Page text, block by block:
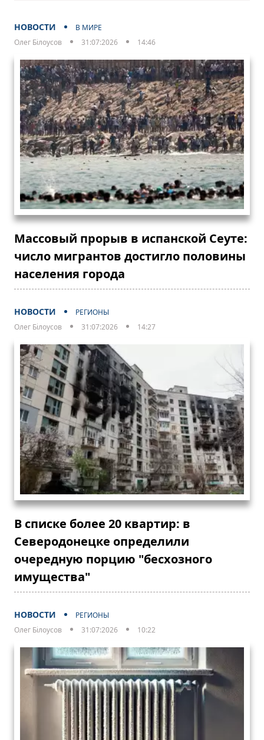
НОВОСТИ
В МИРЕ
Олег Білоусов
31:07:2026 14:46
Массовый прорыв в испанской Сеуте:
число мигрантов достигло половины
населения города
НОВОСТИ
РЕГИОНЫ
Олег Білоусов
31:07:2026 14:27
В списке более 20 квартир: в
Северодонецке определили
очередную порцию "бесхозного
имущества"
НОВОСТИ
РЕГИОНЫ
Олег Білоусов
31:07:2026 10:22